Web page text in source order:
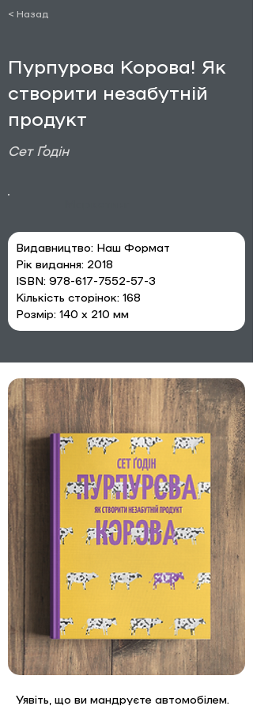
< Назад
Пурпурова Корова! Як
створити незабутній
продукт
Сет Ґодін
Видавництво: Наш Формат
Рік видання: 2018
ISBN: 978-617-7552-57-3
Кількість сторінок: 168
Розмір: 140 х 210 мм
Уявіть, що ви мандруєте автомобілем.